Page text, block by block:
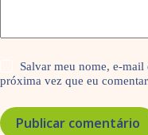
Salvar meu nome, e-mail
próxima vez que eu
Publicar comentário